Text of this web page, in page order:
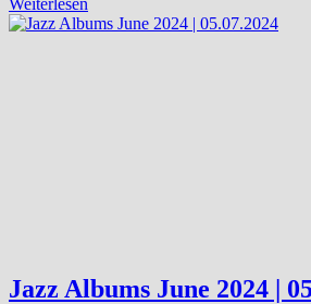
Weiterlesen
Jazz Albums June 2024 |